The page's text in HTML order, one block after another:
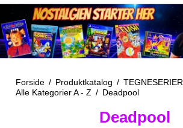
Forside / Produktkatalog / TEGNESERIER
Alle Kategorier A - Z / Deadpool
Deadpool